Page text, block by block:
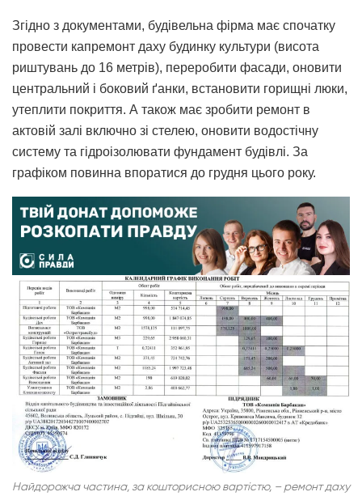
Згідно з документами, будівельна фірма має спочатку
провести капремонт даху будинку культури (висота
риштувань до 16 метрів), переробити фасади, оновити
центральний і боковий ґанки, встановити горищні люки,
утеплити покриття. А також має зробити ремонт в
актовій залі включно зі стелею, оновити водостічну
систему та гідроізолювати фундамент будівлі. За
графіком повинна впоратися до грудня цього року.
Найдорожча частина, за кошторисною вартістю, – ремонт даху